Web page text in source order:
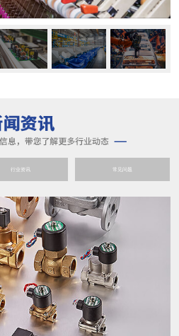
行业资讯 常见问题